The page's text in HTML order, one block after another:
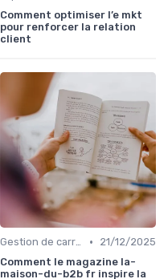
Comment optimiser l’e mkt
pour renforcer la relation
client
Gestion de carrière •
21/12/2025
Comment le magazine la-
maison-du-b2b fr inspire la